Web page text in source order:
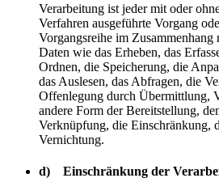
Verarbeitung ist jeder mit oder
Verfahren ausgeführte Vorgang
Vorgangsreihe im Zusammenhang
Daten wie das Erheben, das
Ordnen, die Speicherung, die
das Auslesen, das Abfragen, die
Offenlegung durch Übermittlung,
andere Form der Bereitstellung,
Verknüpfung, die Einschränkung,
Vernichtung.
d) Einschränkung der